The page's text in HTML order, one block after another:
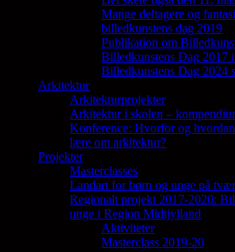
Mange deltagere og
billedkunstens dag 2019
Publikation om
Billedkunstens Dag 2017
Billedkunstens Dag 2024
Arkitektur
Arkitekturprojekter
Arkitektur i skolen –
Konference: Hvorfor og
lære om arkitektur?
Projekter
Masterclasses
Landart for børn og unge på
Regionalt projekt 2017-2020:
unge i Region Midtjylland
Aktiviteter
Masterclass 2019-20